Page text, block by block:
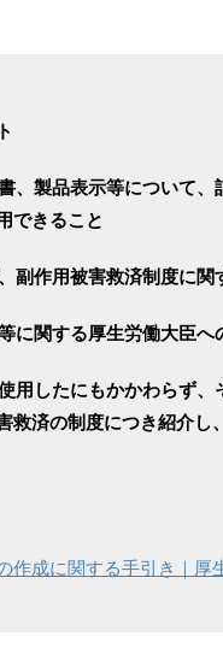
、製品表示等について
できること
副作用被害救済制度に関
に関する厚生労働大臣へ
用したにもかかわらず
救済の制度につき紹介
作成に関する手引き｜厚